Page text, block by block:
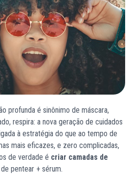
profunda é sinônimo de máscara,
respira: a nova geração de cuidados
à estratégia do que ao tempo de
mais eficazes, e zero complicadas,
de verdade é criar camadas de
pentear + sérum.